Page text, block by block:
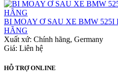
BI MOAY Ơ SAU XE BMW 525I
HÃNG
Xuất xứ: Chính hãng, Germany
Giá: Liên hệ
HỖ TRỢ ONLINE